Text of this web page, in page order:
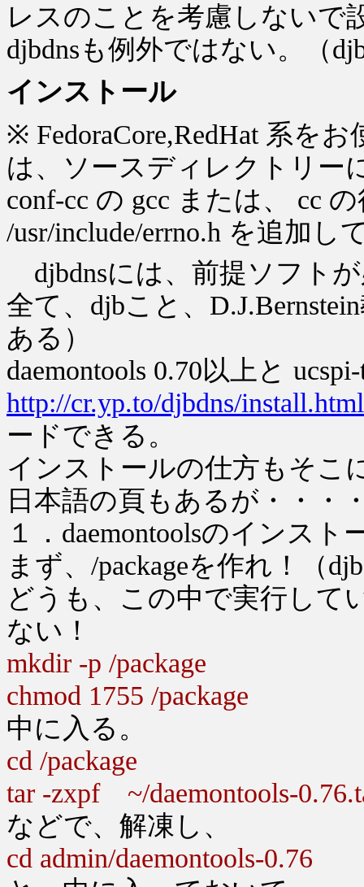
レスのことを考慮しないで
djbdnsも例外ではない。（
インストール
※ FedoraCore,RedHat 系を
は、ソースディレクトリー
conf-cc の gcc または、 cc
/usr/include/errno.h を追加し
djbdnsには、前提ソフト
全て、djbこと、
ある）
daemontools 0.70以上と
http://cr.yp.to/djbdns/install.html
ードできる。
インストールの仕方もそこ
日本語の頁もあるが・・・
１．daemontoolsのインス
まず、/packageを作れ！（
どうも、この中で実行して
ない！
mkdir -p /package
chmod 1755 /package
中に入る。
cd /package
tar -zxpf ~/daemontools-
などで、解凍し、
cd admin/daemontools-0.76